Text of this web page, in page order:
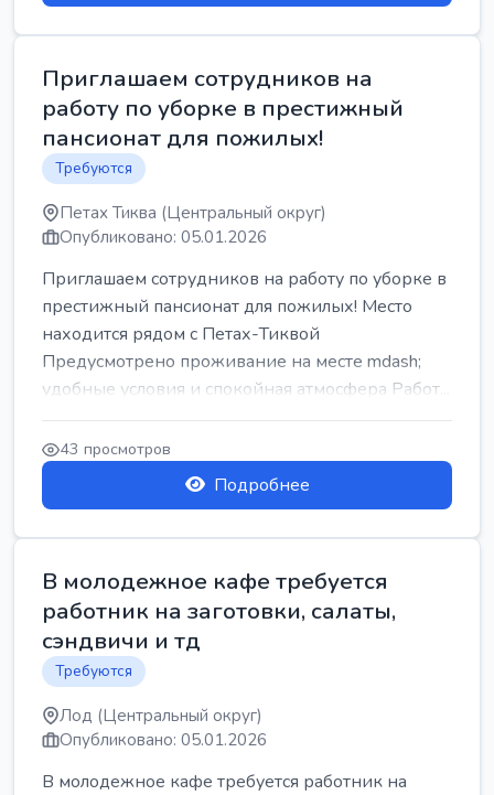
Приглашаем сотрудников на
работу по уборке в престижный
пансионат для пожилых!
Требуются
Петах Тиква (Центральный округ)
Опубликовано: 05.01.2026
Приглашаем сотрудников на работу по уборке в
престижный пансионат для пожилых! Место
находится рядом с Петах-Тиквой
Предусмотрено проживание на месте mdash;
удобные условия и спокойная атмосфера Работ...
43 просмотров
Подробнее
В молодежное кафе требуется
работник на заготовки, салаты,
сэндвичи и тд
Требуются
Лод (Центральный округ)
Опубликовано: 05.01.2026
В молодежное кафе требуется работник на